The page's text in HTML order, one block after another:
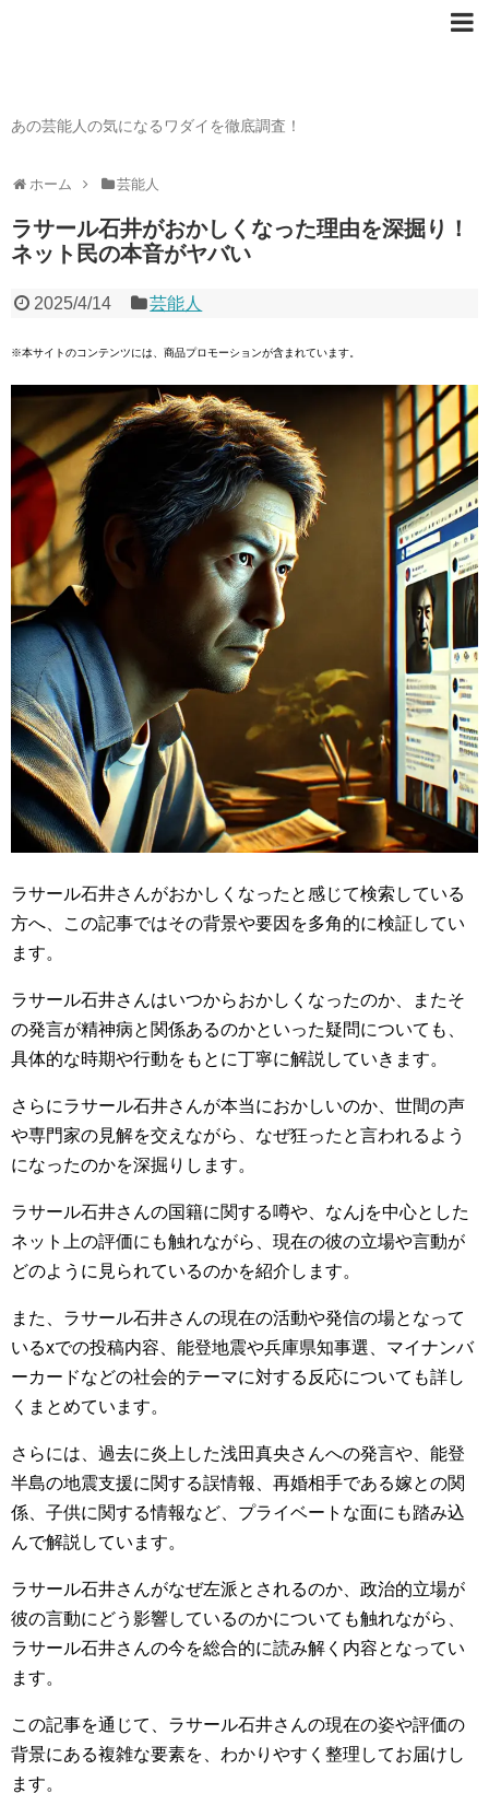
あの芸能人の気になるワダイを徹底調査！
ホーム 芸能人
ラサール石井がおかしくなった理由を深掘り！
ネット民の本音がヤバい
2025/4/14 芸能人
※本サイトのコンテンツには、商品プロモーションが含まれています。
ラサール石井さんがおかしくなったと感じて検索している
方へ、この記事ではその背景や要因を多角的に検証してい
ます。
ラサール石井さんはいつからおかしくなったのか、またそ
の発言が精神病と関係あるのかといった疑問についても、
具体的な時期や行動をもとに丁寧に解説していきます。
さらにラサール石井さんが本当におかしいのか、世間の声
や専門家の見解を交えながら、なぜ狂ったと言われるよう
になったのかを深掘りします。
ラサール石井さんの国籍に関する噂や、なんjを中心とした
ネット上の評価にも触れながら、現在の彼の立場や言動が
どのように見られているのかを紹介します。
また、ラサール石井さんの現在の活動や発信の場となって
いるxでの投稿内容、能登地震や兵庫県知事選、マイナンバ
ーカードなどの社会的テーマに対する反応についても詳し
くまとめています。
さらには、過去に炎上した浅田真央さんへの発言や、能登
半島の地震支援に関する誤情報、再婚相手である嫁との関
係、子供に関する情報など、プライベートな面にも踏み込
んで解説しています。
ラサール石井さんがなぜ左派とされるのか、政治的立場が
彼の言動にどう影響しているのかについても触れながら、
ラサール石井さんの今を総合的に読み解く内容となってい
ます。
この記事を通じて、ラサール石井さんの現在の姿や評価の
背景にある複雑な要素を、わかりやすく整理してお届けし
ます。